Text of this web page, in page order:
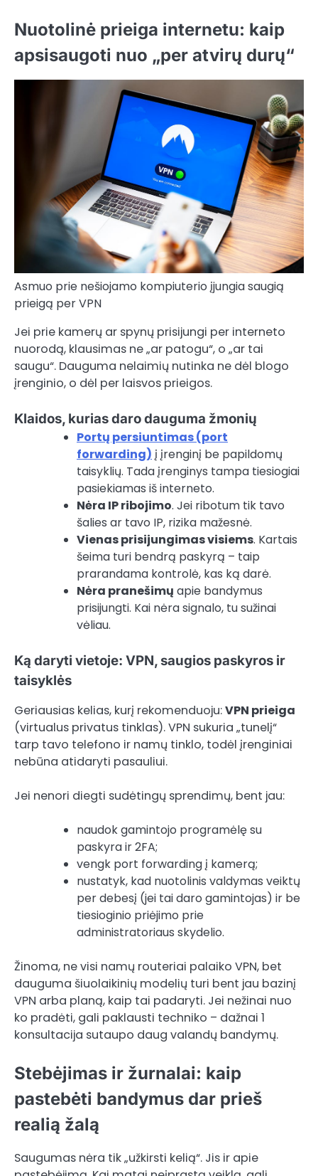
Nuotolinė prieiga internetu: kaip
apsisaugoti nuo „per atvirų durų“
Asmuo prie nešiojamo kompiuterio įjungia saugią
prieigą per VPN
Jei prie kamerų ar spynų prisijungi per interneto
nuorodą, klausimas ne „ar patogu“, o „ar tai
saugu“. Dauguma nelaimių nutinka ne dėl blogo
įrenginio, o dėl per laisvos prieigos.
Klaidos, kurias daro dauguma žmonių
Portų persiuntimas (port
forwarding) į įrenginį be papildomų
taisyklių. Tada įrenginys tampa tiesiogiai
pasiekiamas iš interneto.
Nėra IP ribojimo. Jei ribotum tik tavo
šalies ar tavo IP, rizika mažesnė.
Vienas prisijungimas visiems. Kartais
šeima turi bendrą paskyrą – taip
prarandama kontrolė, kas ką darė.
Nėra pranešimų apie bandymus
prisijungti. Kai nėra signalo, tu sužinai
vėliau.
Ką daryti vietoje: VPN, saugios paskyros ir
taisyklės
Geriausias kelias, kurį rekomenduoju:VPN prieiga
(virtualus privatus tinklas). VPN sukuria „tunelį“
tarp tavo telefono ir namų tinklo, todėl įrenginiai
nebūna atidaryti pasauliui.
Jei nenori diegti sudėtingų sprendimų, bent jau:
naudok gamintojo programėlę su
paskyra ir 2FA;
vengk port forwarding į kamerą;
nustatyk, kad nuotolinis valdymas veiktų
per debesį (jei tai daro gamintojas) ir be
tiesioginio priėjimo prie
administratoriaus skydelio.
Žinoma, ne visi namų routeriai palaiko VPN, bet
dauguma šiuolaikinių modelių turi bent jau bazinį
VPN arba planą, kaip tai padaryti. Jei nežinai nuo
ko pradėti, gali paklausti techniko – dažnai 1
konsultacija sutaupo daug valandų bandymų.
Stebėjimas ir žurnalai: kaip
pastebėti bandymus dar prieš
realią žalą
Saugumas nėra tik „užkirsti kelią“. Jis ir apie